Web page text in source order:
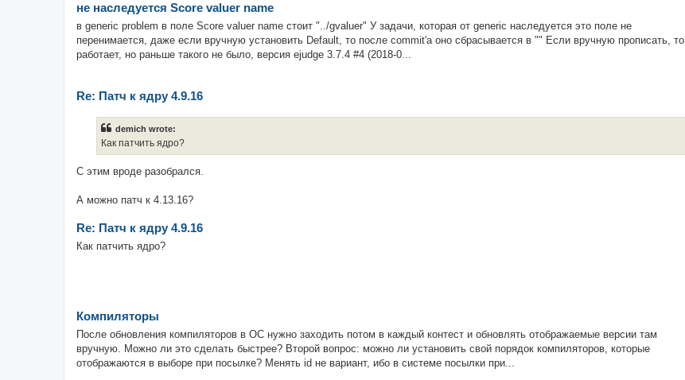
не наследуется Score valuer name
в generic problem в поле Score valuer name стоит "../gvaluer" У задачи, которая от generic наследуется это поле не
перенимается, даже если вручную установить Default, то после commit'а оно сбрасывается в "" Если вручную прописать, то
работает, но раньше такого не было, версия ejudge 3.7.4 #4 (2018-0...
Re: Патч к ядру 4.9.16
demich wrote:
Как патчить ядро?
С этим вроде разобрался.
А можно патч к 4.13.16?
Re: Патч к ядру 4.9.16
Как патчить ядро?
Компиляторы
После обновления компиляторов в ОС нужно заходить потом в каждый контест и обновлять отображаемые версии там
вручную. Можно ли это сделать быстрее? Второй вопрос: можно ли установить свой порядок компиляторов, которые
отображаются в выборе при посылке? Менять id не вариант, ибо в системе посылки при...